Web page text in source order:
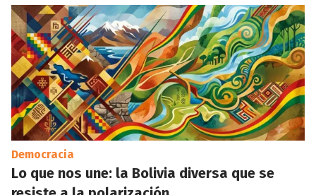
Democracia
Lo que nos une: la Bolivia diversa que se